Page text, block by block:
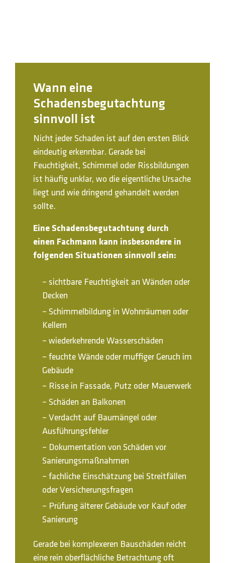
Wann eine
Schadensbegutachtung
sinnvoll ist
Nicht jeder Schaden ist auf den ersten Blick
eindeutig erkennbar. Gerade bei
Feuchtigkeit, Schimmel oder Rissbildungen
ist häufig unklar, wo die eigentliche Ursache
liegt und wie dringend gehandelt werden
sollte.
Eine Schadensbegutachtung durch
einen Fachmann kann insbesondere in
folgenden Situationen sinnvoll sein:
– sichtbare Feuchtigkeit an Wänden oder
Decken
– Schimmelbildung in Wohnräumen oder
Kellern
– wiederkehrende Wasserschäden
– feuchte Wände oder muffiger Geruch im
Gebäude
– Risse in Fassade, Putz oder Mauerwerk
– Schäden an Balkonen
– Verdacht auf Baumängel oder
Ausführungsfehler
– Dokumentation von Schäden vor
Sanierungsmaßnahmen
– fachliche Einschätzung bei Streitfällen
oder Versicherungsfragen
– Prüfung älterer Gebäude vor Kauf oder
Sanierung
Gerade bei komplexeren Bauschäden reicht
eine rein oberflächliche Betrachtung oft